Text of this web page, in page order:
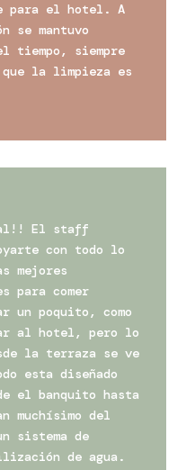
para el hotel. A
se mantuvo
tiempo, siempre
la limpieza es
El staff
con todo lo
mejores
para comer
un poquito, como
al hotel, pero lo
la terraza se ve
esta diseñado
el banquito hasta
muchísimo del
sistema de
de agua.